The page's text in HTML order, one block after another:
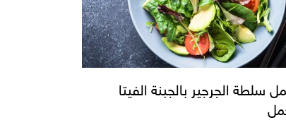
سلطة الجرجير بالجبنة الفيتا